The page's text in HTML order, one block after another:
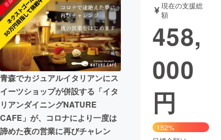
テクノロジー・ガジェット
映像・映画 書籍・雑誌
ビジネス・起業 チャレンジ
まちづくり・地域活性化
CAMPFIRE for Social Good
CAMPFIRE Creation
青森でカジュアルイタリアンにス
イーツショップが併設する「イタ
リアンダイニングNATURE
CAFE」が、コロナにより一度は
諦めた夜の営業に再びチャレン
現在の支援総
額
458,
000
円
152%